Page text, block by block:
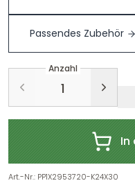
Passendes Zubehör
Anzahl
In
Art.-Nr.: PP1X2953720-K24X30